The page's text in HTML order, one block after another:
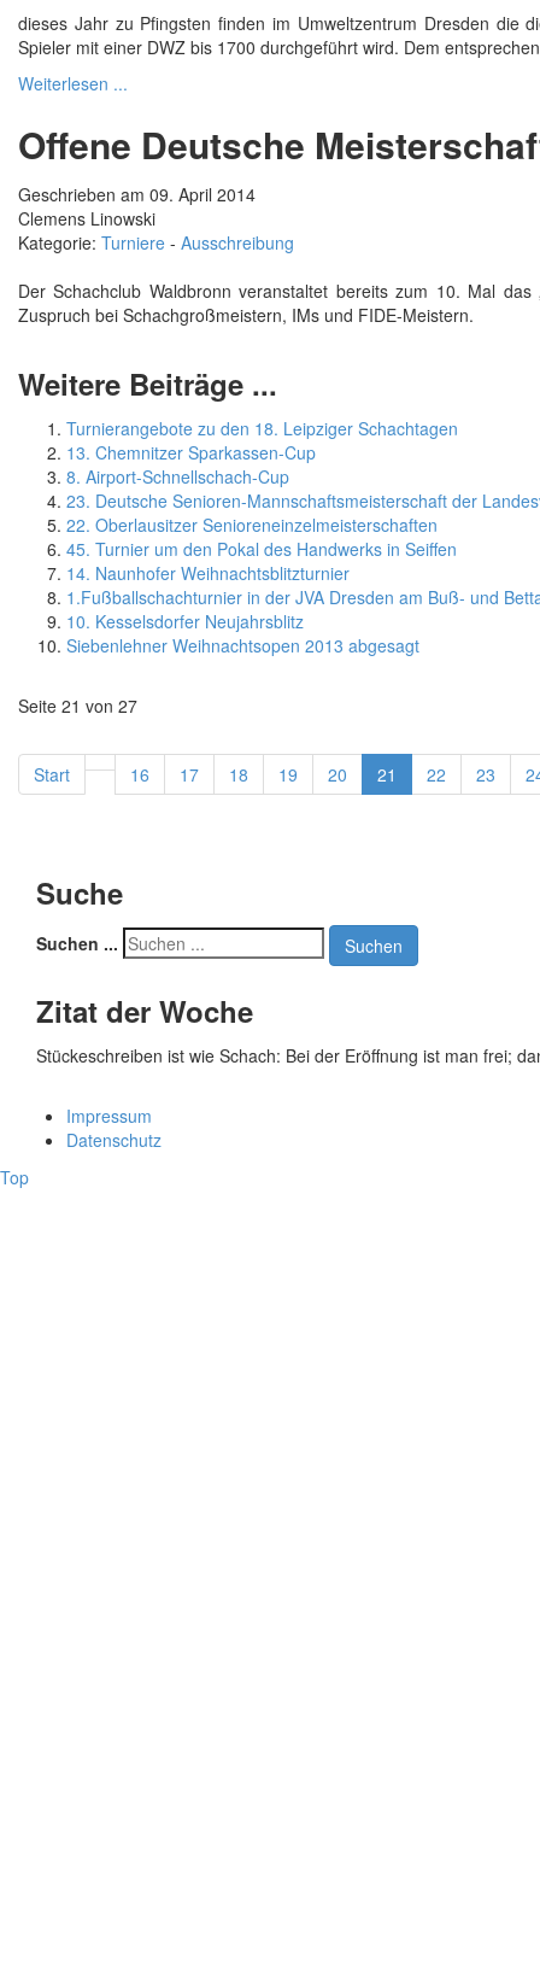
dieses Jahr zu Pfingsten finden im Umweltzentrum Dresden die
Spieler mit einer DWZ bis 1700 durchgeführt wird. Dem
Weiterlesen ...
Offene Deutsche
Geschrieben am 09. April 2014
Clemens Linowski
Kategorie: Turniere - Ausschreibung
Der Schachclub Waldbronn veranstaltet bereits zum 10. Mal das
Zuspruch bei Schachgroßmeistern, IMs und FIDE-Meistern.
Weitere Beiträge ...
Turnierangebote zu den 18. Leipziger Schachtagen
13. Chemnitzer Sparkassen-Cup
8. Airport-Schnellschach-Cup
23. Deutsche Senioren-Mannschaftsmeisterschaft der
22. Oberlausitzer Senioreneinzelmeisterschaften
45. Turnier um den Pokal des Handwerks in Seiffen
14. Naunhofer Weihnachtsblitzturnier
1.Fußballschachturnier in der JVA Dresden am Buß- und
10. Kesselsdorfer Neujahrsblitz
Siebenlehner Weihnachtsopen 2013 abgesagt
Seite 21 von 27
Start 16 17 18 19 20 21 22 23
Suche
Suchen ... Suchen
Zitat der Woche
Stückeschreiben ist wie Schach: Bei der Eröffnung ist man frei;
Impressum
Datenschutz
Top